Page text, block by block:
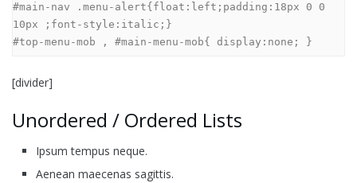
#main-nav .menu-alert{float:left;padding:18px 0 0
10px ;font-style:italic;}
#top-menu-mob , #main-menu-mob{ display:none; }
[divider]
Unordered / Ordered Lists
Ipsum tempus neque.
Aenean maecenas sagittis.